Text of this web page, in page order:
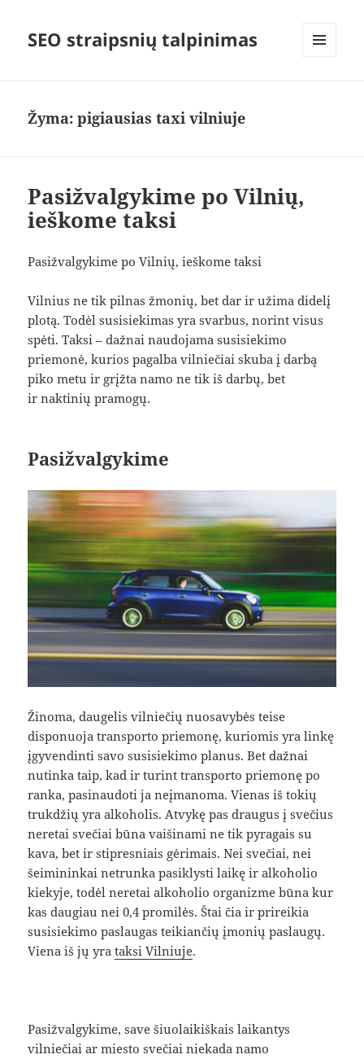
SEO straipsnių talpinimas
Žyma:pigiausias taxi vilniuje
Pasižvalgykime po Vilnių,
ieškome taksi
Pasižvalgykime po Vilnių, ieškome taksi
Vilnius ne tik pilnas žmonių, bet dar ir užima didelį
plotą. Todėl susisiekimas yra svarbus, norint visus
spėti. Taksi – dažnai naudojama susisiekimo
priemonė, kurios pagalba vilniečiai skuba į darbą
piko metu ir grįžta namo ne tik iš darbų, bet
ir naktinių pramogų.
Pasižvalgykime
Žinoma, daugelis vilniečių nuosavybės teise
disponuoja transporto priemonę, kuriomis yra linkę
įgyvendinti savo susisiekimo planus. Bet dažnai
nutinka taip, kad ir turint transporto priemonę po
ranka, pasinaudoti ja neįmanoma. Vienas iš tokių
trukdžių yra alkoholis. Atvykę pas draugus į svečius
neretai svečiai būna vaišinami ne tik pyragais su
kava, bet ir stipresniais gėrimais. Nei svečiai, nei
šeimininkai netrunka pasiklysti laikę ir alkoholio
kiekyje, todėl neretai alkoholio organizme būna kur
kas daugiau nei 0,4 promilės. Štai čia ir prireikia
susisiekimo paslaugas teikiančių įmonių paslaugų.
Viena iš jų yrataksi Vilniuje.
Pasižvalgykime, save šiuolaikiškais laikantys
vilniečiai ar miesto svečiai niekada namo